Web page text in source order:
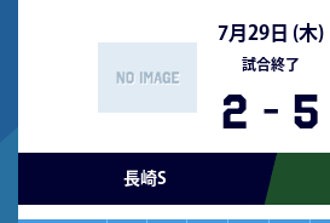
7月29日 (木)
試合終了
2 - 5
長崎S